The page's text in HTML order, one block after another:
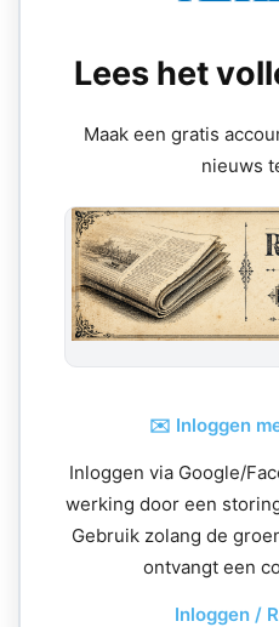
Lees het
Maak een gratis
nieuws
✉️ Inloggen
Inloggen via Google/
werking door een
Gebruik zolang de
ontvangt een
Inloggen /